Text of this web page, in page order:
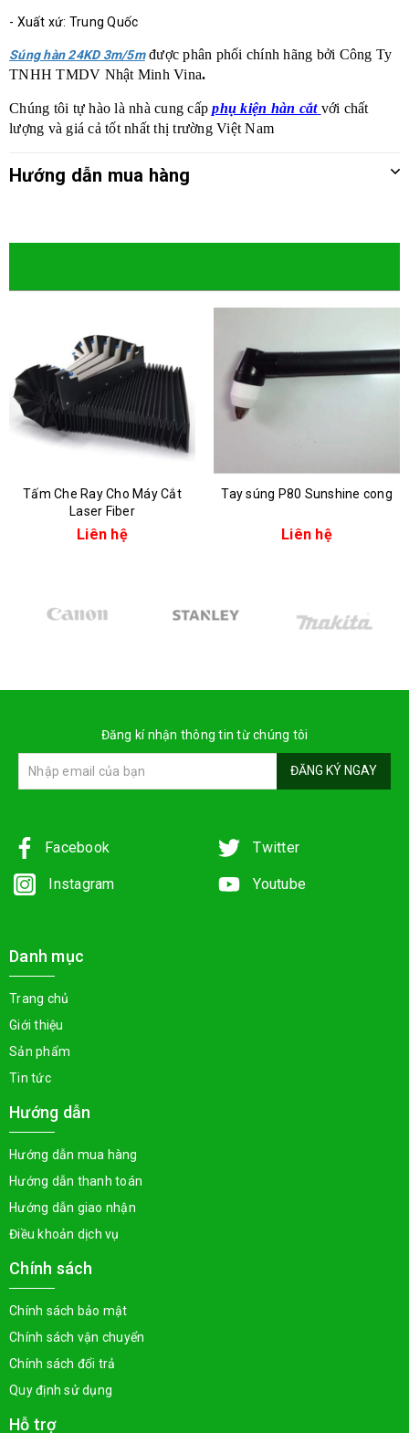
- Xuất xứ: Trung Quốc
Súng hàn 24KD 3m/5m được phân phối chính hãng bởi Công Ty
TNHH TMDV Nhật Minh Vina.
Chúng tôi tự hào là nhà cung cấpphụ kiện hàn cắt với chất
lượng và giá cả tốt nhất thị trường Việt Nam
Hướng dẫn mua hàng
Tấm Che Ray Cho Máy Cắt
Laser Fiber
Liên hệ
Tay súng P80 Sunshine cong
Liên hệ
Đăng kí nhận thông tin từ chúng tôi
ĐĂNG KÝ NGAY
Facebook Twitter
Instagram Youtube
Danh mục
Trang chủ
Giới thiệu
Sản phẩm
Tin tức
Hướng dẫn
Hướng dẫn mua hàng
Hướng dẫn thanh toán
Hướng dẫn giao nhận
Điều khoản dịch vụ
Chính sách
Chính sách bảo mật
Chính sách vận chuyển
Chính sách đổi trả
Quy định sử dụng
Hỗ trợ